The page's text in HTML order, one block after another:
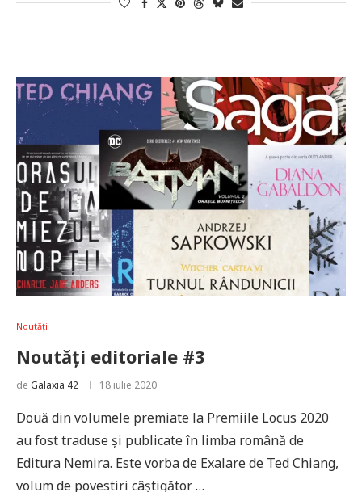
Noutăți
Noutăți editoriale #3
de Galaxia 42 18 iulie 2020
Două din volumele premiate la Premiile Locus 2020
au fost traduse și publicate în limba română de
Editura Nemira. Este vorba de Exalare de Ted Chiang,
volum de povestiri câștigător …